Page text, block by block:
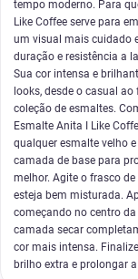
tempo moderno. Para
Like Coffee serve para
um visual mais cuidado
duração e resistência a
Sua cor intensa e
looks, desde o casual
coleção de esmaltes.
Esmalte Anita I Like
qualquer esmalte velho
camada de base para
melhor. Agite o frasco
esteja bem misturada.
começando no centro
camada secar
cor mais intensa.
brilho extra e prolongar